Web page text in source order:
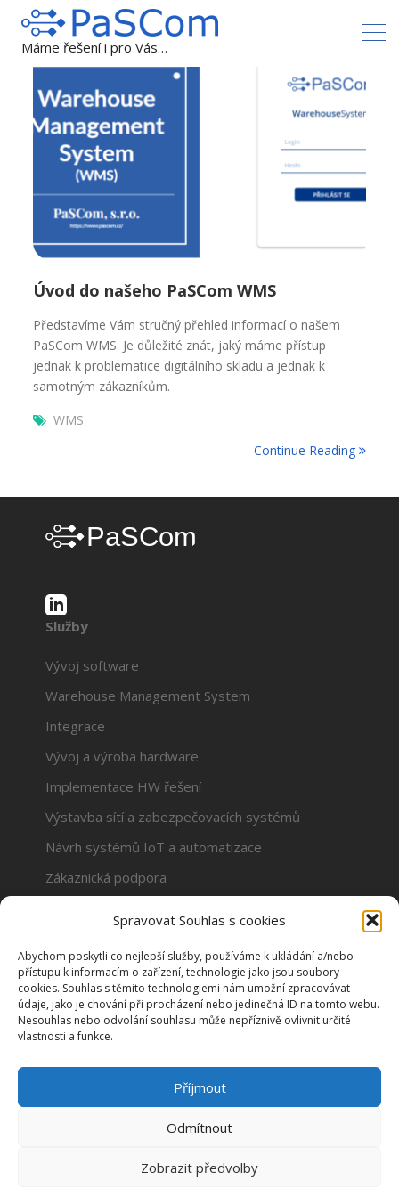
Spravovat Souhlas s cookies
Abychom poskytli co nejlepší služby, používáme k ukládání a/nebo
přístupu k informacím o zařízení, technologie jako jsou soubory
cookies. Souhlas s těmito technologiemi nám umožní zpracovávat
údaje, jako je chování při procházení nebo jedinečná ID na tomto webu.
Nesouhlas nebo odvolání souhlasu může nepříznivě ovlivnit určité
vlastnosti a funkce.
Příjmout
Odmítnout
Zobrazit předvolby
Máme řešení i pro Vás…
WMS
Úvod do našeho PaSCom WMS
Představíme Vám stručný přehled informací o našem
PaSCom WMS. Je důležité znát, jaký máme přístup
jednak k problematice digitálního skladu a jednak k
samotným zákazníkům.
WMS
Continue Reading
Služby
Vývoj software
Warehouse Management System
Integrace
Vývoj a výroba hardware
Implementace HW řešení
Výstavba sítí a zabezpečovacích systémů
Návrh systémů IoT a automatizace
Zákaznická podpora
Dokumentace a návody
Články a novinky
Zásady cookies (EU)
O společnosti